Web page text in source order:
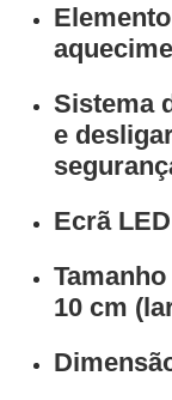
Sistema
e
Ecrã LED
10 cm